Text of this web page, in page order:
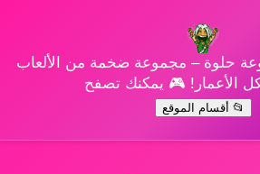
حلوة – مجموعة ضخمة من الألعاب
لكل الأعمار! 🎮 يمكنك تصفح
📂 أقسام الموقع